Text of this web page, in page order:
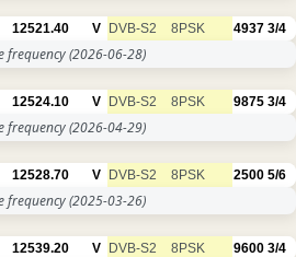
12521.40 V DVB-S2 8PSK 4937 3/4
frequency(2026-06-28)
12524.10 V DVB-S2 8PSK 9875 3/4
frequency(2026-04-29)
12528.70 V DVB-S2 8PSK 2500 5/6
frequency(2025-03-26)
12539.20 V DVB-S2 8PSK 9600 3/4